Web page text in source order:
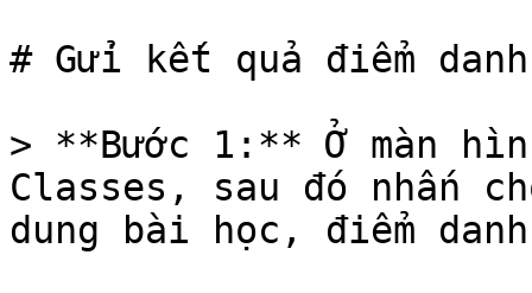
# Gửi kết quả điểm
> **Bước 1:** Ở màn
Classes, sau đó nhấn
dung bài học, điểm